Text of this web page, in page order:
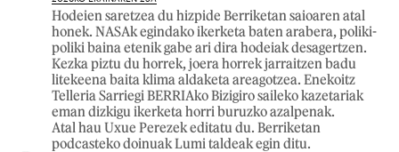
Hodeien saretzea du hizpide Berriketan saioaren atal
honek. NASAk egindako ikerketa baten arabera, poliki-
poliki baina etenik gabe ari dira hodeiak desagertzen.
Kezka piztu du horrek, joera horrek jarraitzen badu
litekeena baita klima aldaketa areagotzea. Enekoitz
Telleria Sarriegi BERRIAko Bizigiro saileko kazetariak
eman dizkigu ikerketa horri buruzko azalpenak.
Atal hau Uxue Perezek editatu du. Berriketan
podcasteko doinuak Lumi taldeak egin ditu.